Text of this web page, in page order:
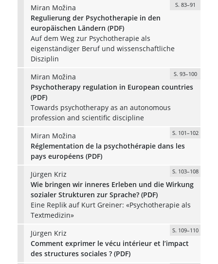
Miran Možina
S. 83–91
Regulierung der Psychotherapie in den
europäischen Ländern (PDF)
Auf dem Weg zur Psychotherapie als
eigenständiger Beruf und wissenschaftliche
Disziplin
Miran Možina
S. 93–100
Psychotherapy regulation in European countries
(PDF)
Towards psychotherapy as an autonomous
profession and scientific discipline
Miran Možina
S. 101–102
Réglementation de la psychothérapie dans les
pays européens (PDF)
Jürgen Kriz
S. 103–108
Wie bringen wir inneres Erleben und die Wirkung
sozialer Strukturen zur Sprache? (PDF)
Eine Replik auf Kurt Greiner: «Psychotherapie als
Textmedizin»
Jürgen Kriz
S. 109–110
Comment exprimer le vécu intérieur et l’impact
des structures sociales ? (PDF)